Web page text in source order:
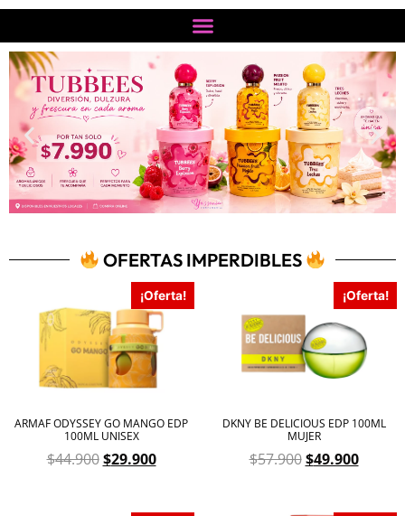
OFERTAS IMPERDIBLES
¡Oferta!
ARMAF ODYSSEY GO MANGO EDP
100ML UNISEX
$44.900 $29.900
¡Oferta!
DKNY BE DELICIOUS EDP 100ML
MUJER
$57.900 $49.900